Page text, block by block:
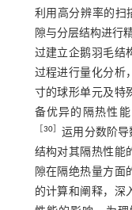
利用高分辨率的扫
隙与分层结构进行
过建立企鹅羽毛结
过程进行量化分析
寸的球形单元及特
备优异的隔热性
30］运用分数阶
结构对其隔热性能
隙在隔绝热量方面
的计算和阐释，深